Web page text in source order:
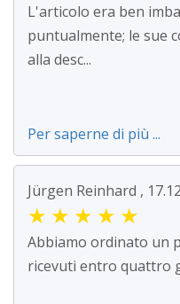
L'articolo era ben
puntualmente; le sue
alla desc...
Per saperne di più ...
Jürgen Reinhard ,
★ ★ ★ ★ ★
Abbiamo ordinato un
ricevuti entro quattro